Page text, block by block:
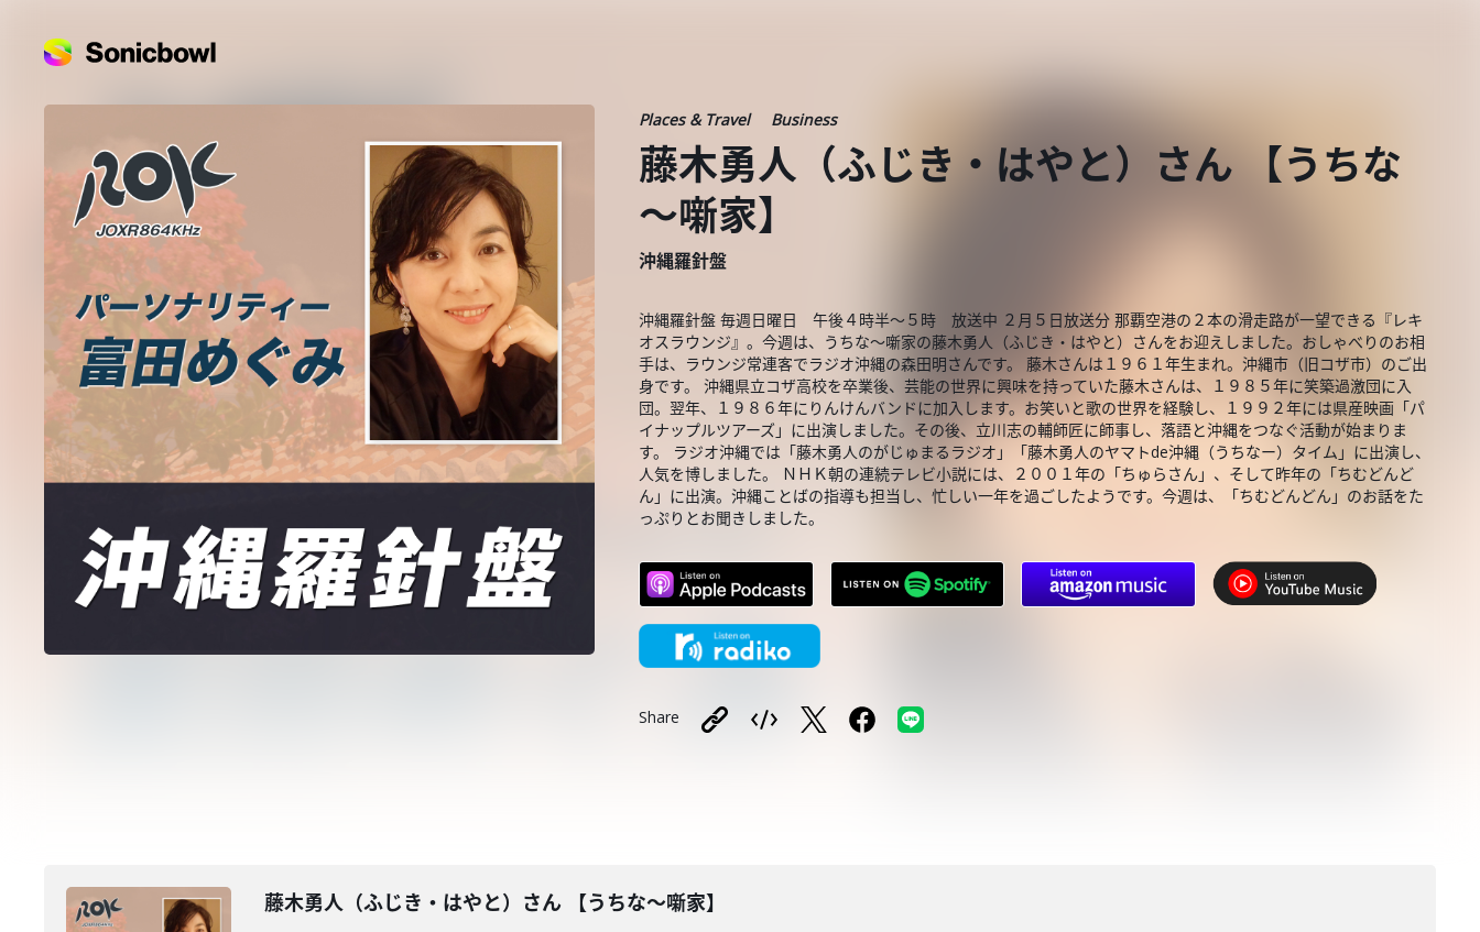
Places & Travel Business
藤木勇人（ふじき・はやと）さん 【うちな
～噺家】
沖縄羅針盤
沖縄羅針盤 毎週日曜日 午後４時半～５時 放送中 ２月５日放送分 那覇空港の２本の滑走路が一望できる『レキ
オスラウンジ』。今週は、うちな～噺家の藤木勇人（ふじき・はやと）さんをお迎えしました。おしゃべりのお相
手は、ラウンジ常連客でラジオ沖縄の森田明さんです。 藤木さんは１９６１年生まれ。沖縄市（旧コザ市）のご出
身です。 沖縄県立コザ高校を卒業後、芸能の世界に興味を持っていた藤木さんは、１９８５年に笑築過激団に入
団。翌年、１９８６年にりんけんバンドに加入します。お笑いと歌の世界を経験し、１９９２年には県産映画「パ
イナップルツアーズ」に出演しました。その後、立川志の輔師匠に師事し、落語と沖縄をつなぐ活動が始まりま
す。 ラジオ沖縄では「藤木勇人のがじゅまるラジオ」「藤木勇人のヤマトde沖縄（うちなー）タイム」に出演し、
人気を博しました。 ＮＨＫ朝の連続テレビ小説には、２００１年の「ちゅらさん」、そして昨年の「ちむどんど
ん」に出演。沖縄ことばの指導も担当し、忙しい一年を過ごしたようです。今週は、「ちむどんどん」のお話をた
っぷりとお聞きしました。
Share
藤木勇人（ふじき・はやと）さん 【うちな～噺家】